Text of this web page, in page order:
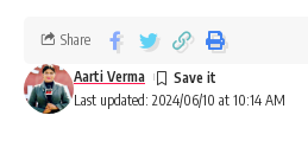
Last updated: 2024/06/10 at 10:14 AM
Aarti Verma
Share